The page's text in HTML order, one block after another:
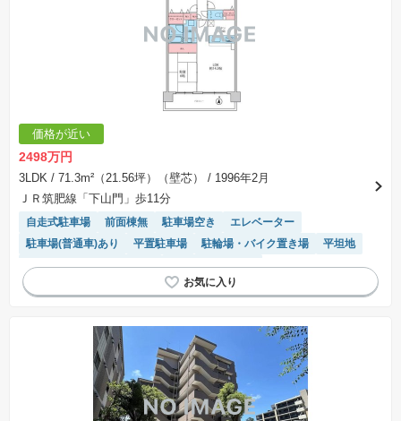
価格が近い
2498万円
3LDK / 71.3m²（21.56坪）（壁芯）
/ 1996年2月
ＪＲ筑肥線「下山門」歩11分
自走式駐車場 前面棟無 駐車場空き
エレベーター
駐車場(普通車)あり
平置駐車場 駐輪場・バイク置き場
平坦地
モニター付きインターホン
システムキッチン